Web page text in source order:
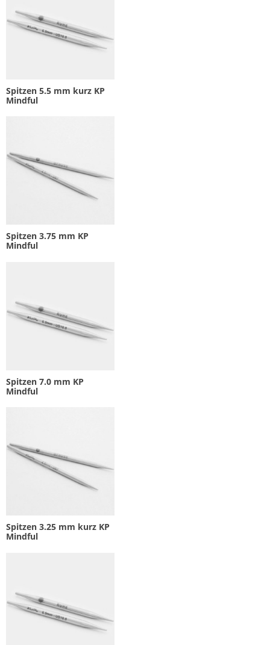
Spitzen 5.5 mm kurz KP
Mindful
Spitzen 3.75 mm KP
Mindful
Spitzen 7.0 mm KP
Mindful
Spitzen 3.25 mm kurz KP
Mindful